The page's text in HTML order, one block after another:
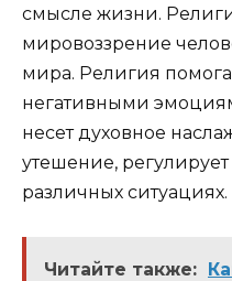
смысле жизни.
мировоззрение
мира. Религия
негативными
несет духовное
утешение,
различных ситуациях.
Читайте также: